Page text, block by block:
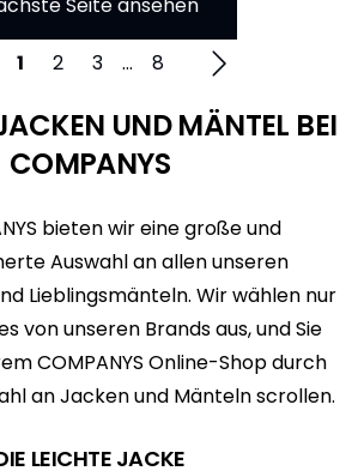
1 2 3 ... 8
UND MÄNTEL BEI
COMPANYS
bieten wir eine große und
Auswahl an allen unseren
Lieblingsmänteln. Wir wählen nur
von unseren Brands aus, und Sie
COMPANYS Online-Shop durch
an Jacken und Mänteln scrollen.
LEICHTE JACKE